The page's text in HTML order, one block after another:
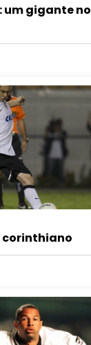
gigante no
corinthiano